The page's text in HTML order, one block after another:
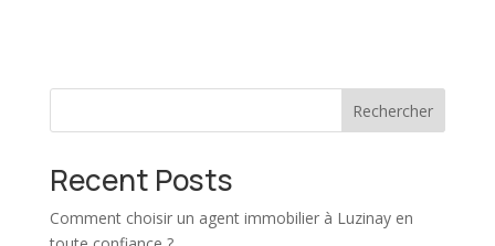
r
t
i
v
Rechercher
Recent Posts
Comment choisir un agent immobilier à Luzinay en